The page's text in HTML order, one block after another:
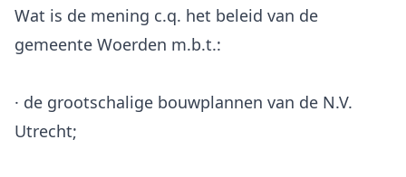
Wat is de mening c.q. het beleid van de
gemeente Woerden m.b.t.:
· de grootschalige bouwplannen van de N.V.
Utrecht;